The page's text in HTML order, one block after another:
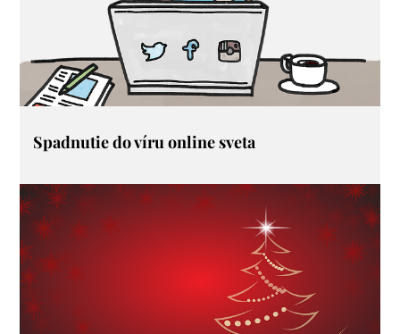
Spadnutie do víru online sveta